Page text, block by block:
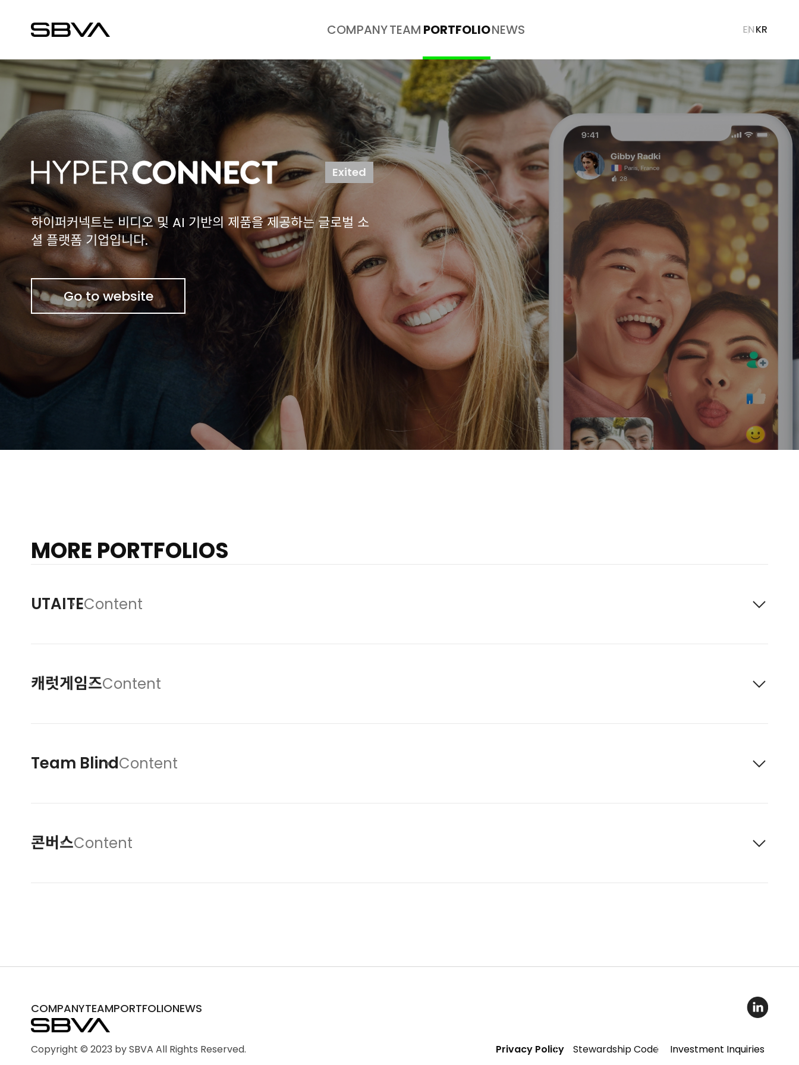
COMPANYTEAM PORTFOLIONEWS
언
택
ENKR
Exited
하이퍼커넥트는 비디오 및 AI 기반의 제품을 제공하는 글로벌 소
셜 플랫폼 기업입니다.
Go to website
MORE PORTFOLIOS
UTAITEContent
캐럿게임즈Content
Team BlindContent
Team Blind는 직장인들의 온라인 익명 커뮤니티입니다.
콘버스Content
COMPANYTEAMPORTFOLIONEWS
Copyright © 2023 bySBVA All Rights Reserved. Privacy Policy Stewardship Code Investment Inquiries